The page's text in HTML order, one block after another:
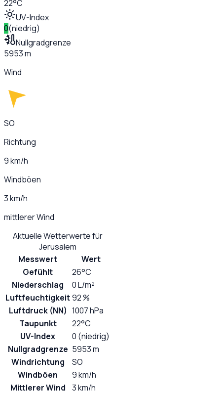
22°C
UV-Index
0(niedrig)
Nullgradgrenze
5953 m
Wind
SO
Richtung
9 km/h
Windböen
3 km/h
mittlerer Wind
Aktuelle Wetterwerte für
Jerusalem
Messwert
Wert
Gefühlt
26°C
Niederschlag
0 L/m²
Luftfeuchtigkeit92 %
Luftdruck (NN) 1007 hPa
Taupunkt
22°C
UV-Index
0 (niedrig)
Nullgradgrenze 5953 m
Windrichtung
SO
Windböen
9 km/h
Mittlerer Wind
3 km/h